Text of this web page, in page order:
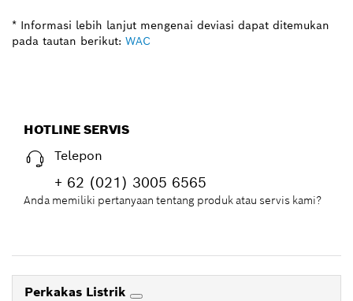
* Informasi lebih lanjut mengenai deviasi dapat ditemukan
pada tautan berikut: WAC
HOTLINE SERVIS
Telepon
+ 62 (021) 3005 6565
Anda memiliki pertanyaan tentang produk atau servis kami?
Perkakas Listrik